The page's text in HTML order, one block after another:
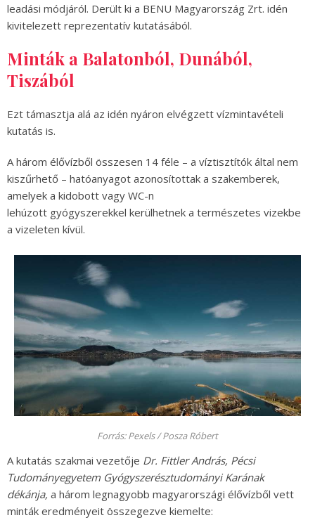
leadási módjáról. Derült ki a BENU Magyarország Zrt. idén
kivitelezett reprezentatív kutatásából.
Minták a Balatonból, Dunából,
Tiszából
Ezt támasztja alá az idén nyáron elvégzett vízmintavételi
kutatás is.
A három élővízből összesen 14 féle – a víztisztítók által nem
kiszűrhető – hatóanyagot azonosítottak a szakemberek,
amelyek a kidobott vagy WC-n
lehúzott gyógyszerekkel kerülhetnek a természetes vizekbe
a vizeleten kívül.
Forrás: Pexels / Posza Róbert
A kutatás szakmai vezetője Dr. Fittler András, Pécsi
Tudományegyetem Gyógyszerésztudományi Karának
dékánja, a három legnagyobb magyarországi élővízből vett
minták eredményeit összegezve kiemelte: